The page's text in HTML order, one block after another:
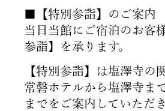
■【特別参詣】のご案内
当日当館にご宿泊のお客
参詣】を承ります。
【特別参詣】は塩澤寺の
常磐ホテルから塩澤寺ま
までをご案内していただき